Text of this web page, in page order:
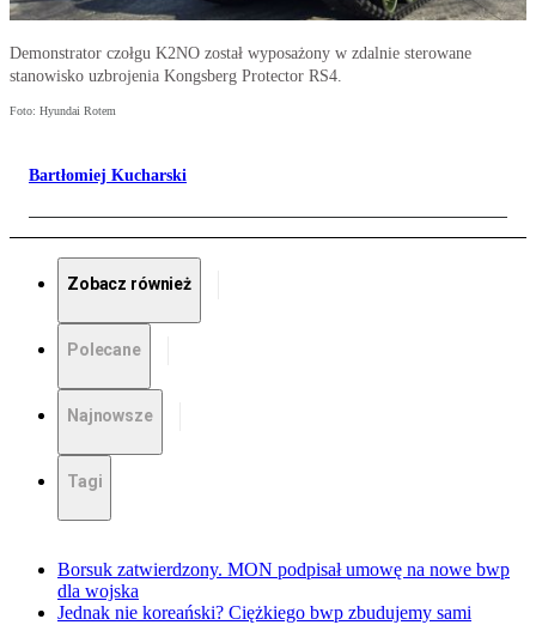
Demonstrator czołgu K2NO został wyposażony w zdalnie sterowane
stanowisko uzbrojenia Kongsberg Protector RS4.
Foto: Hyundai Rotem
Bartłomiej Kucharski
Zobacz również
Polecane
Najnowsze
Tagi
Borsuk zatwierdzony. MON podpisał umowę na nowe bwp
dla wojska
Jednak nie koreański? Ciężkiego bwp zbudujemy sami